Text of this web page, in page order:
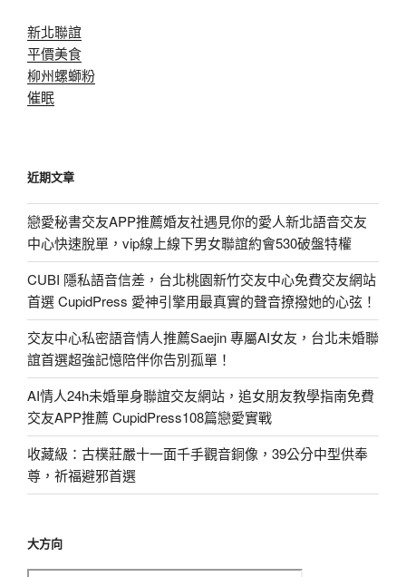
新北聯誼
平價美食
柳州螺螄粉
催眠
近期文章
戀愛秘書交友APP推薦婚友社遇見你的愛人新北語音交友
中心快速脫單，vip線上線下男女聯誼約會530破盤特權
CUBI 隱私語音信差，台北桃園新竹交友中心免費交友網站
首選 CupidPress 愛神引擎用最真實的聲音撩撥她的心弦！
交友中心私密語音情人推薦Saejin 專屬AI女友，台北未婚聯
誼首選超強記憶陪伴你告別孤單！
AI情人24h未婚單身聯誼交友網站，追女朋友教學指南免費
交友APP推薦 CupidPress108篇戀愛實戰
收藏級：古樸莊嚴十一面千手觀音銅像，39公分中型供奉
尊，祈福避邪首選
大方向